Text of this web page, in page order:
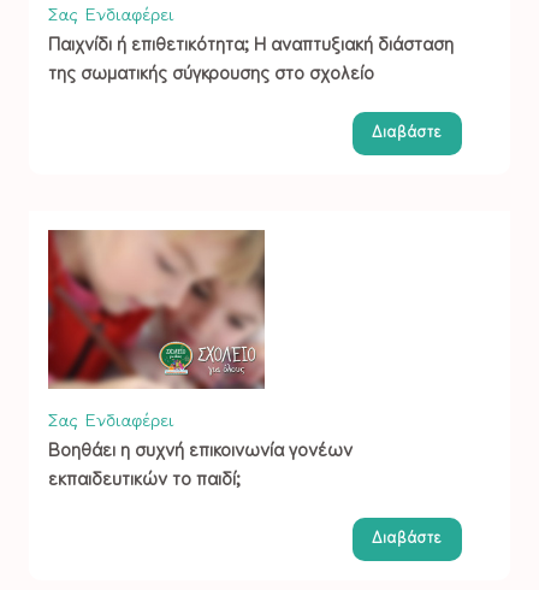
Σας Ενδιαφέρει
Παιχνίδι ή επιθετικότητα; Η αναπτυξιακή διάσταση
της σωματικής σύγκρουσης στο σχολείο
Διαβάστε
Σας Ενδιαφέρει
Βοηθάει η συχνή επικοινωνία γονέων
εκπαιδευτικών το παιδί;
Διαβάστε